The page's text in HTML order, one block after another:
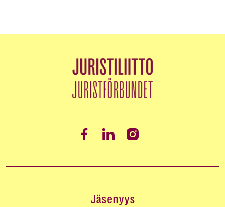
Jäsenyys